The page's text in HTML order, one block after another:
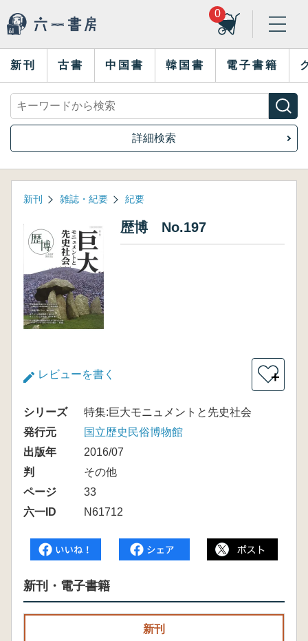
0
新刊 古書 中国書 韓国書 電子書籍
詳細検索
新刊 雑誌・紀要 紀要
歴博 No.197
レビューを書く ＋
シリーズ
特集:巨大モニュメントと先史社会
発行元
国立歴史民俗博物館
出版年
2016/07
判
その他
ページ
33
六一ID
N61712
新刊・電子書籍
新刊